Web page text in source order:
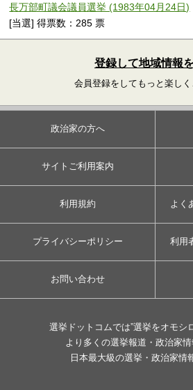
長万部町議会議員選挙 (1983年04月24日)
[当選] 得票数：285 票
登録して地域情報
会員登録をしてもっと楽しく
政治家の方へ
サイトご利用案内
利用規約 よく
プライバシーポリシー 利用
お問い合わせ
選挙ドットコムでは”選挙をオモシ
より多くの選挙報道・政治家
日本最大級の選挙・政治家情